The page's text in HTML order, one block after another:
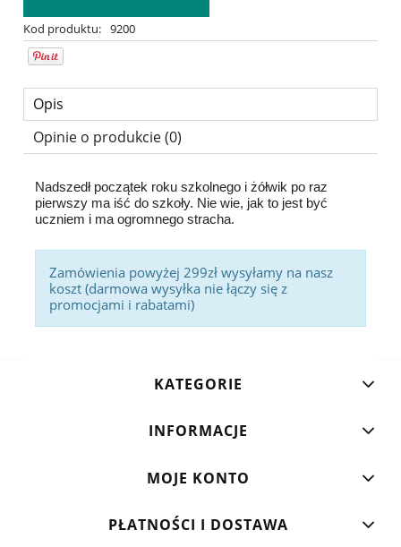
Kod produktu: 9200
Opis
Opinie o produkcie (0)
Nadszedł początek roku szkolnego i żółwik po raz
pierwszy ma iść do szkoły. Nie wie, jak to jest być
uczniem i ma ogromnego stracha.
Zamówienia powyżej 299zł wysyłamy na nasz
koszt (darmowa wysyłka nie łączy się z
promocjami i rabatami)
KATEGORIE
INFORMACJE
MOJE KONTO
PŁATNOŚCI I DOSTAWA